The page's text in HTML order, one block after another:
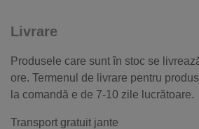
Livrare
Produsele care sunt în stoc se
ore. Termenul de livrare pentru
la comandă e de 7-10 zile lucrătoare.
Transport gratuit jante